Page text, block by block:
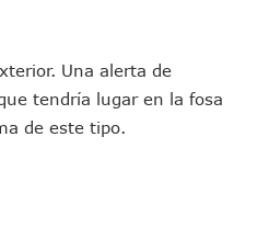
De Puerto Vallarta
Turísticos
Jóvenes En El Río Ameca
En Puerto Vallarta
Zona Metropolitana De Guadalajara
Una alerta de
tendría lugar en la fosa
de este tipo.